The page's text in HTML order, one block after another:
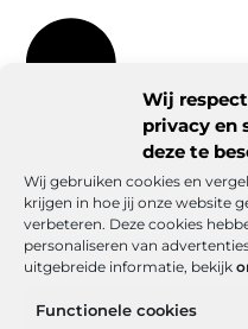
Wij
privacy en
deze te
Wij gebruiken cookies en
krijgen in hoe jij onze website
verbeteren. Deze cookies
personaliseren van
uitgebreide informatie, bekijk
Functionele cookies